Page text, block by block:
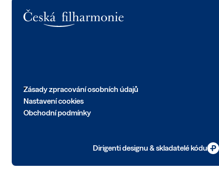
Zásady zpracování osobních údajů
Nastavení cookies
Obchodní podmínky
Dirigenti designu & skladatelé kódu